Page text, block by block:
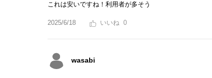
これは安いですね！利用者が多そう
2025/6/18 0
wasabi